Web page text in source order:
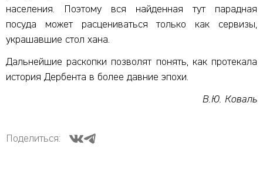
населения. Поэтому вся найденная тут парадная
посуда может расцениваться только как сервизы,
украшавшие стол хана.
Дальнейшие раскопки позволят понять, как протекала
история Дербента в более давние эпохи.
В.Ю. Коваль
Поделиться: